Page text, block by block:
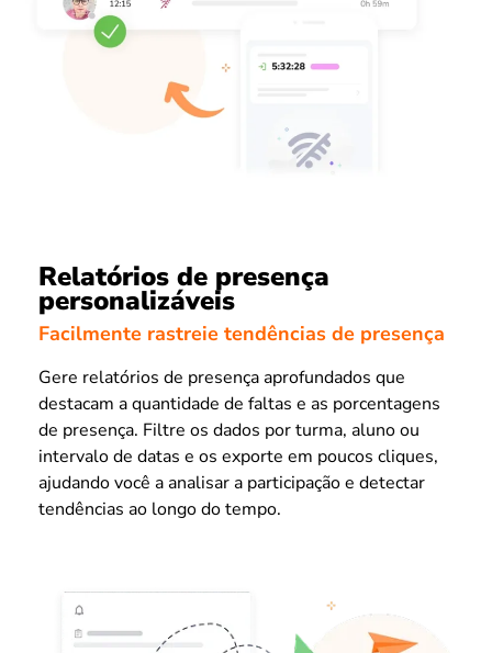
Relatórios de presença
personalizáveis
Facilmente rastreie tendências de presença
Gere relatórios de presença aprofundados que
destacam a quantidade de faltas e as porcentagens
de presença. Filtre os dados por turma, aluno ou
intervalo de datas e os exporte em poucos cliques,
ajudando você a analisar a participação e detectar
tendências ao longo do tempo.